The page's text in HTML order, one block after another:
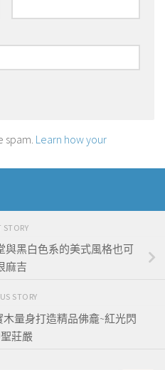
spam. Learn how your
STORY
與黑白色系的美式風格也可
麻吉
STORY
木量身打造精品佛龕~紅光閃
莊嚴